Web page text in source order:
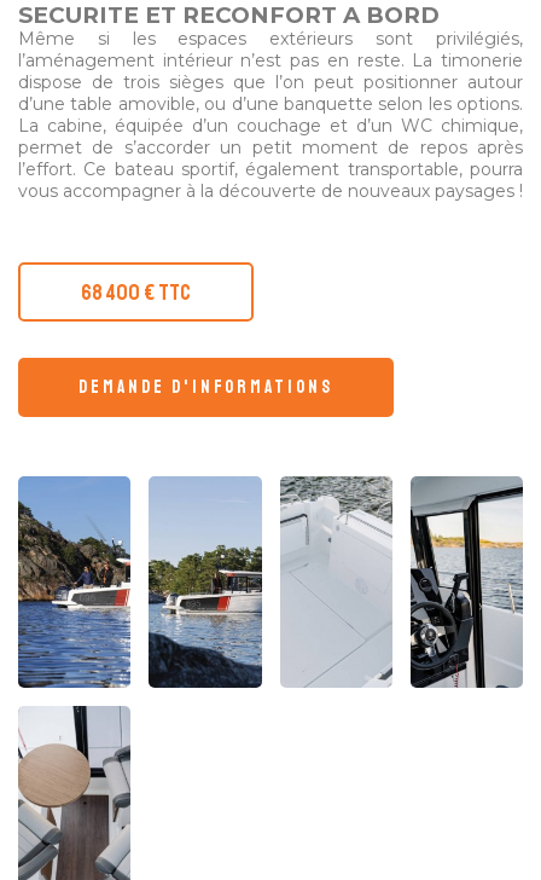
SECURITE ET RECONFORT A BORD
Même si les espaces extérieurs sont privilégiés,
l’aménagement intérieur n’est pas en reste. La timonerie
dispose de trois sièges que l’on peut positionner autour
d’une table amovible, ou d’une banquette selon les options.
La cabine, équipée d’un couchage et d’un WC chimique,
permet de s’accorder un petit moment de repos après
l’effort. Ce bateau sportif, également transportable, pourra
vous accompagner à la découverte de nouveaux paysages !
68 400 € TTC
demande d'informations